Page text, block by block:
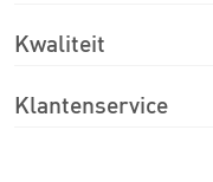
Kwaliteit
Klantenservice